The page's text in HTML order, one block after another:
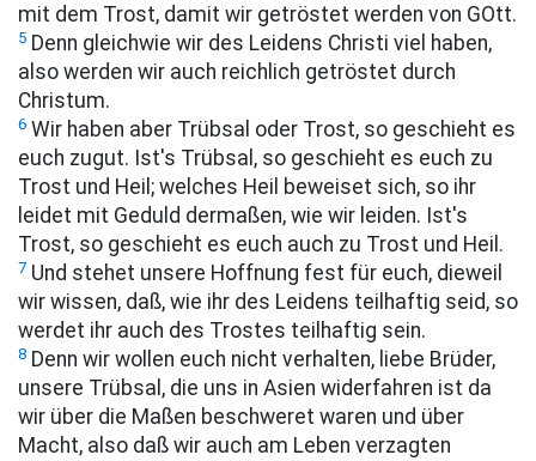
mit dem Trost, damit wir getröstet werden von GOtt.
5 Denn gleichwie wir des Leidens Christi viel haben,
also werden wir auch reichlich getröstet durch
Christum.
6 Wir haben aber Trübsal oder Trost, so geschieht es
euch zugut. Ist's Trübsal, so geschieht es euch zu
Trost und Heil; welches Heil beweiset sich, so ihr
leidet mit Geduld dermaßen, wie wir leiden. Ist's
Trost, so geschieht es euch auch zu Trost und Heil.
7 Und stehet unsere Hoffnung fest für euch, dieweil
wir wissen, daß, wie ihr des Leidens teilhaftig seid, so
werdet ihr auch des Trostes teilhaftig sein.
8 Denn wir wollen euch nicht verhalten, liebe Brüder,
unsere Trübsal, die uns in Asien widerfahren ist da
wir über die Maßen beschweret waren und über
Macht, also daß wir auch am Leben verzagten